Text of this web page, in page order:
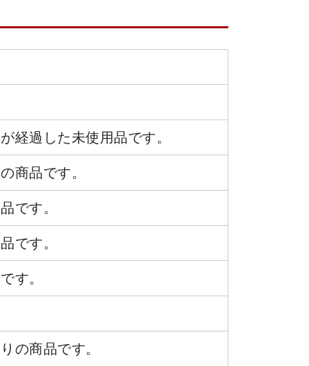
経過した未使用品です。
商品です。
です。
です。
す。
の商品です。